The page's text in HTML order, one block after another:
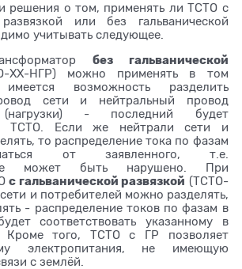
о том, применять ли ТСТО с
развязкой или без гальванической
учитывать следующее.
без гальванической
ХХ-НГР) можно применять в том
возможность разделить
сети и нейтральный провод
(нагрузки) - последний будет
ТСТО. Если же нейтрали сети и
то распределение тока по фазам
от заявленного, т.е.
может быть нарушено. При
с гальванической развязкой (ТСТО-
и потребителей можно разделять,
- распределение токов по фазам в
соответствовать указанному в
Кроме того, ТСТО с ГР позволяет
электропитания, не имеющую
с землёй.